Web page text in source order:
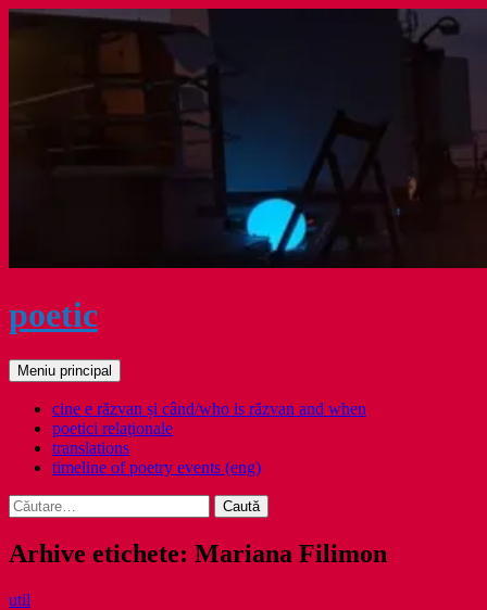
poetic
Caută
Meniu principal
cine e răzvan și când/who is răzvan and when
poetici relaţionale
translations
timeline of poetry events (eng)
Caută
după:
Arhive etichete: Mariana Filimon
util